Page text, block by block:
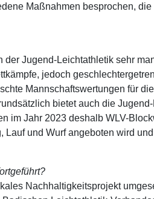
Maßnahmen besprochen,
nennen?
Jugend-Leichtathletik sehr
jedoch
Mannschaftswertungen für
bietet auch die
im Jahr 2023 deshalb WLV-
und Wurf angeboten wird
werden fortgeführt?
Nachhaltigkeitsprojekt